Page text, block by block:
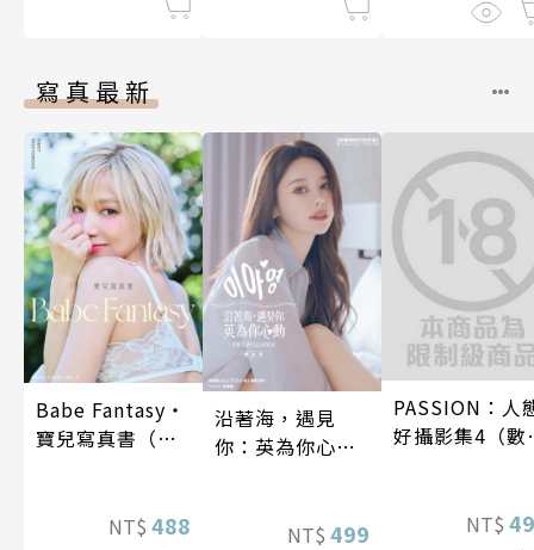
寫真最新
Babe Fantasy‧
寶兒寫真書（加
NT$ 488
沿著海，遇見
你：英為你心動
NT$ 499
PASSION：人
好攝影集4（數
NT$